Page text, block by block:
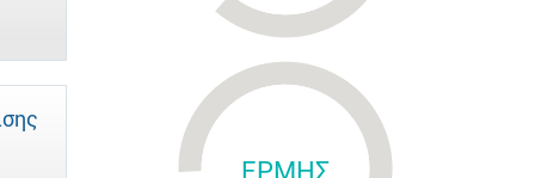
ΕΡΜΗΣ